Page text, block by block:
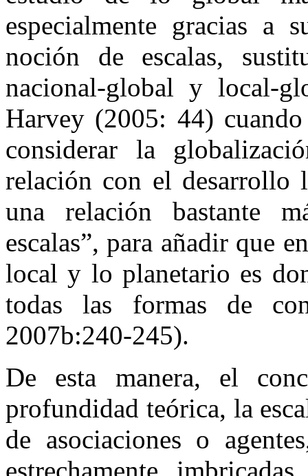
especialmente gracias a
noción de escalas,
nacional-global y local-
Harvey (2005: 44)
considerar la
relación con el
una relación bastante
escalas”, para añadir que
local y lo planetario es
todas las formas de
2007b:240-245).
De esta manera, el
profundidad teórica, la
de asociaciones o